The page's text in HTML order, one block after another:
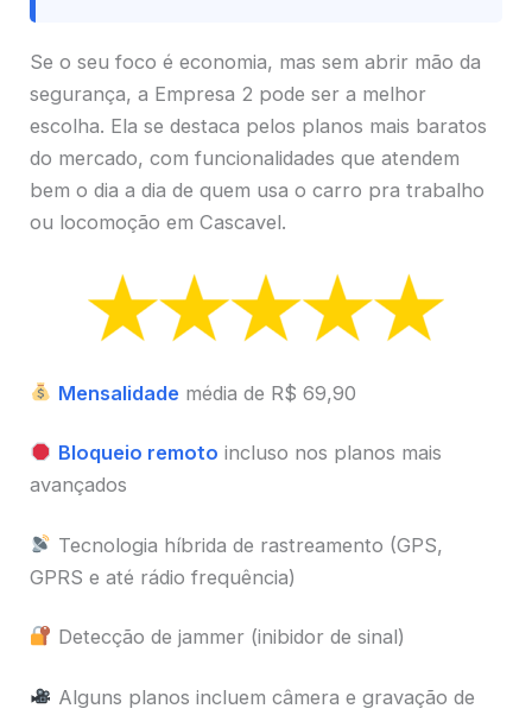
Se o seu foco é economia, mas sem abrir mão da
segurança, a Empresa 2 pode ser a melhor
escolha. Ela se destaca pelos planos mais baratos
do mercado, com funcionalidades que atendem
bem o dia a dia de quem usa o carro pra trabalho
ou locomoção em Cascavel.
Mensalidade média de R$ 69,90
Bloqueio remoto incluso nos planos mais
avançados
Tecnologia híbrida de rastreamento (GPS,
GPRS e até rádio frequência)
Detecção de jammer (inibidor de sinal)
Alguns planos incluem câmera e gravação de